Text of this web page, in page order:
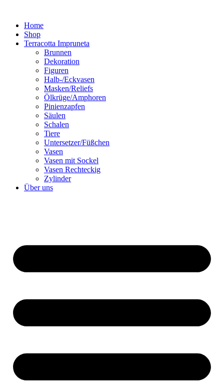
springenHome
Shop
Terracotta Impruneta
Brunnen
Dekoration
Figuren
Halb-/Eckvasen
Masken/Reliefs
Ölkrüge/Amphoren
Pinienzapfen
Säulen
Schalen
Tiere
Untersetzer/Füßchen
Vasen
Vasen mit Sockel
Vasen Rechteckig
Zylinder
Über uns